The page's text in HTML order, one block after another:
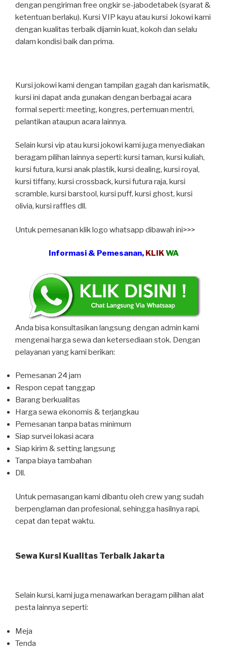
dengan pengiriman free ongkir se-jabodetabek (syarat &
ketentuan berlaku). Kursi VIP kayu atau kursi Jokowi kami
dengan kualitas terbaik dijamin kuat, kokoh dan selalu
dalam kondisi baik dan prima.
Kursi jokowi kami dengan tampilan gagah dan karismatik,
kursi ini dapat anda gunakan dengan berbagai acara
formal seperti: meeting, kongres, pertemuan mentri,
pelantikan ataupun acara lainnya.
Selain kursi vip atau kursi jokowi kami juga menyediakan
beragam pilihan lainnya seperti: kursi taman, kursi kuliah,
kursi futura, kursi anak plastik, kursi dealing, kursi royal,
kursi tiffany, kursi crossback, kursi futura raja, kursi
scramble, kursi barstool, kursi puff, kursi ghost, kursi
olivia, kursi raffles dll.
Untuk pemesanan klik logo whatsapp dibawah ini>>>
Informasi & Pemesanan, KLIKWA
Anda bisa konsultasikan langsung dengan admin kami
mengenai harga sewa dan ketersediaan stok. Dengan
pelayanan yang kami berikan:
Pemesanan 24 jam
Respon cepat tanggap
Barang berkualitas
Harga sewa ekonomis & terjangkau
Pemesanan tanpa batas minimum
Siap survei lokasi acara
Siap kirim & setting langsung
Tanpa biaya tambahan
Dll.
Untuk pemasangan kami dibantu oleh crew yang sudah
berpenglaman dan profesional, sehingga hasilnya rapi,
cepat dan tepat waktu.
Sewa Kursi Kualitas Terbaik Jakarta
Selain kursi, kami juga menawarkan beragam pilihan alat
pesta lainnya seperti:
Meja
Tenda